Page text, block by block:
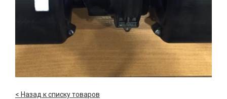
< Назад к списку товаров